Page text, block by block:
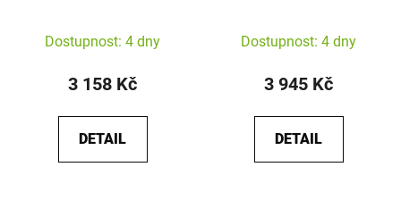
Dostupnost: 4 dny
3 158 Kč
DETAIL
Dostupnost: 4 dny
3 945 Kč
DETAIL